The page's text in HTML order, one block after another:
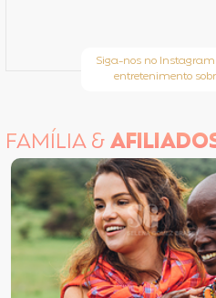
Siga-nos no Instagram
entretenimento
FAMÍLIA &